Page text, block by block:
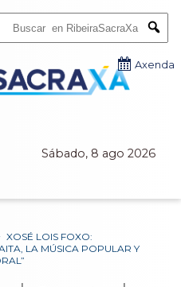
Sábado, 8 ago 2026
Axenda
XOSÉ LOIS FOXO:
LA MÚSICA POPULAR Y